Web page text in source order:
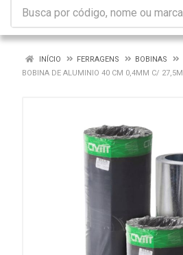
INÍCIO FERRAGENS
BOBINAS
BOBINA DE ALUMINIO 40 CM 0,4MM C/ 27,5M